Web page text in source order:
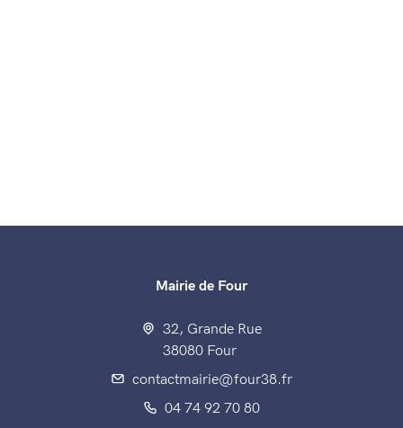
Mairie de Four
32, Grande Rue
38080 Four
contactmairie@four38.fr
04 74 92 70 80